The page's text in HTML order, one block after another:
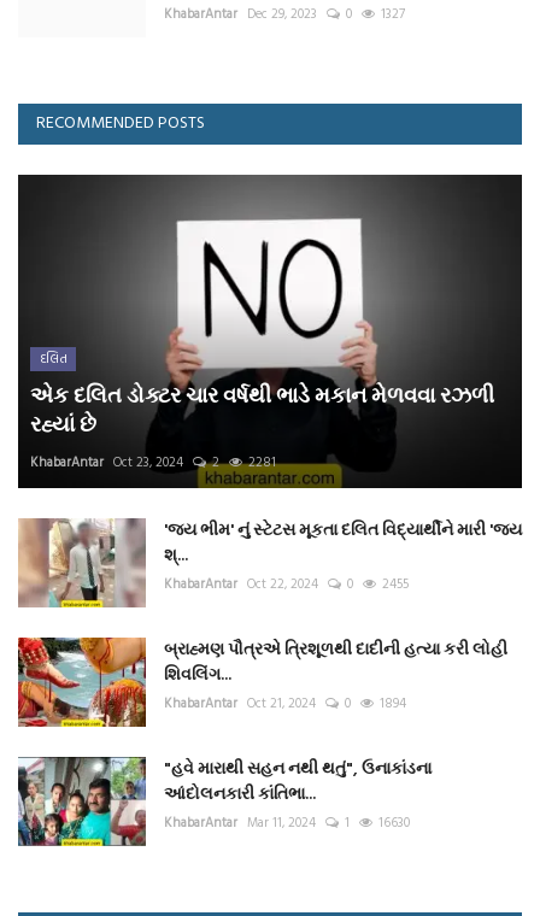
KhabarAntar Dec 29, 2023 0 1327
RECOMMENDED POSTS
દલિત
એક દલિત ડોક્ટર ચાર વર્ષથી ભાડે મકાન મેળવવા રઝળી
રહ્યાં છે
KhabarAntar Oct 23, 2024 2 2281
'જય ભીમ' નું સ્ટેટસ મૂકતા દલિત વિદ્યાર્થીને મારી 'જય
શ્...
KhabarAntar Oct 22, 2024 0 2455
બ્રાહ્મણ પૌત્રએ ત્રિશૂળથી દાદીની હત્યા કરી લોહી
શિવલિંગ...
KhabarAntar Oct 21, 2024 0 1894
"હવે મારાથી સહન નથી થતું", ઉનાકાંડના
આંદોલનકારી કાંતિભા...
KhabarAntar Mar 11, 2024 1 16630